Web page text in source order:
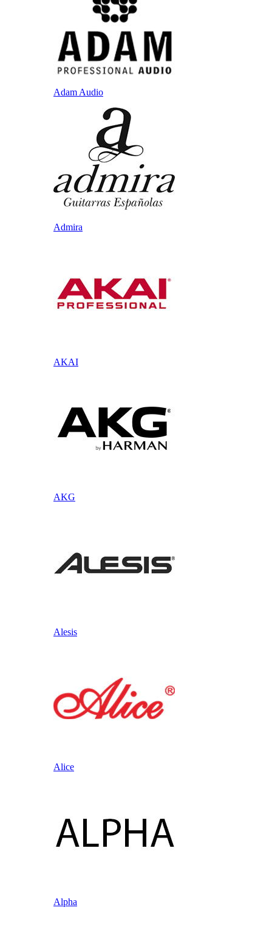
Adam Audio
Admira
AKAI
AKG
Alesis
Alice
Alpha